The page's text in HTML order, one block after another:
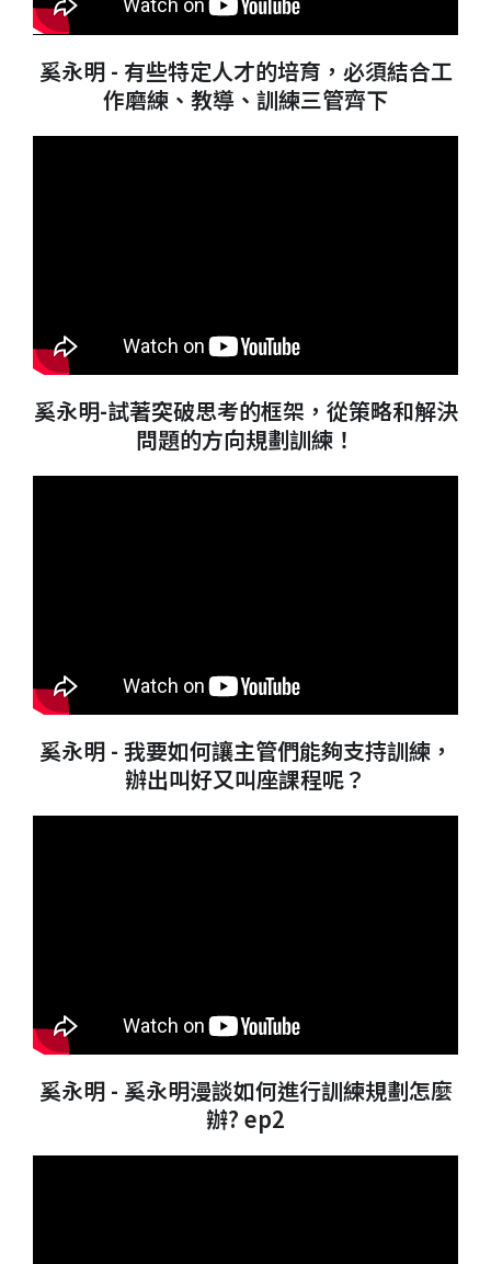
奚永明 - 有些特定人才的培育，必須結合工
作磨練、教導、訓練三管齊下
奚永明-試著突破思考的框架，從策略和解決
問題的方向規劃訓練！
奚永明 - 我要如何讓主管們能夠支持訓練，
辦出叫好又叫座課程呢？
奚永明 - 奚永明漫談如何進行訓練規劃怎麼
辦? ep2